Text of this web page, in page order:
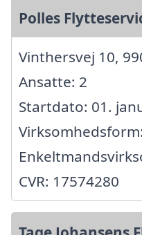
Polles
Vinthersvej 10,
Ansatte: 2
Startdato: 01.
Virksomhedsform:
CVR: 17574280